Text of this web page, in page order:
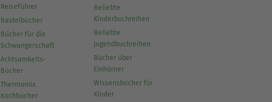
Reiseführer
Bastelbücher
Bücher für die
Schwangerschaft
Achtsamkeits-
Bücher
Thermomix
Kochbücher
Beliebte
Kinderbuchreihen
Beliebte
Jugendbuchreihen
Bücher über
Einhörner
Wissensbücher für
Kinder